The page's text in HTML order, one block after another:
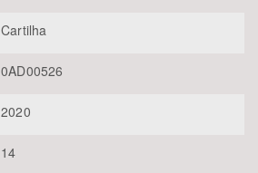
Cartilha
0AD00526
2020
14